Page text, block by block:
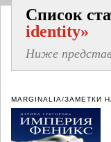
Список
identity»
Ниже
MARGINALIA/ЗАМЕТКИ